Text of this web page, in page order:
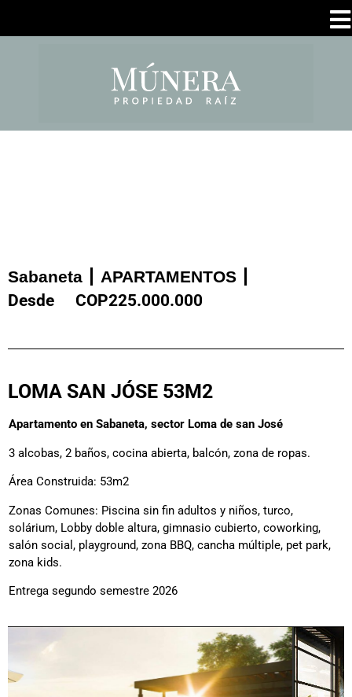
Sabaneta APARTAMENTOS
Desde COP225.000.000
LOMA SAN JÓSE 53M2
Apartamento en Sabaneta, sector Loma de san José
3 alcobas, 2 baños, cocina abierta, balcón, zona de ropas.
Área Construida: 53m2
Zonas Comunes: Piscina sin fin adultos y niños, turco,
solárium, Lobby doble altura, gimnasio cubierto, coworking,
salón social, playground, zona BBQ, cancha múltiple, pet park,
zona kids.
Entrega segundo semestre 2026